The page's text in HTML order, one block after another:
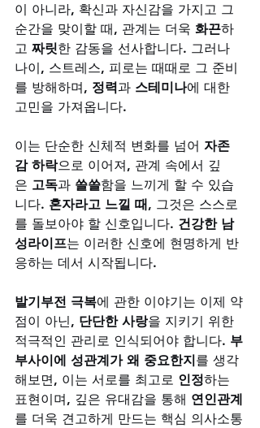
이 아니라, 확신과 자신감을 가지고 그
순간을 맞이할 때, 관계는 더욱 화끈하
고 짜릿한 감동을 선사합니다. 그러나
나이, 스트레스, 피로는 때때로 그 준비
를 방해하며, 정력과 스테미나에 대한
고민을 가져옵니다.
이는 단순한 신체적 변화를 넘어 자존
감 하락으로 이어져, 관계 속에서 깊
은 고독과 쓸쓸함을 느끼게 할 수 있습
니다. 혼자라고 느낄 때, 그것은 스스로
를 돌보아야 할 신호입니다. 건강한 남
성라이프는 이러한 신호에 현명하게 반
응하는 데서 시작됩니다.
발기부전 극복에 관한 이야기는 이제 약
점이 아닌, 단단한 사랑을 지키기 위한
적극적인 관리로 인식되어야 합니다. 부
부사이에 성관계가 왜 중요한지를 생각
해보면, 이는 서로를 최고로 인정하는
표현이며, 깊은 유대감을 통해 연인관계
를 더욱 견고하게 만드는 핵심 의사소통